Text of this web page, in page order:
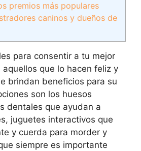
premios más populares
caninos y dueños de
para consentir a tu mejor
aquellos que lo hacen feliz y
brindan beneficios para su
son los huesos
dentales que ayudan a
juguetes interactivos que
y cuerda para morder y
siempre es importante